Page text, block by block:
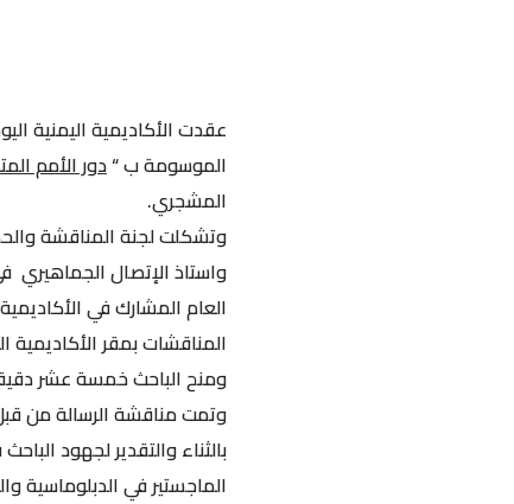
الموسومة ب “دور الأمم
المشجري.
وتشكلت لجنة المناقشة
واستاذ الإتصال الجماهيري
العام المشارك في
المناقشات بمقر الأكاديمية
ومنح الباحث خمسة عشر
وتمت مناقشة الرسالة من
بالثناء والتقدير لجهود
الماجستير في الدبلوماسية